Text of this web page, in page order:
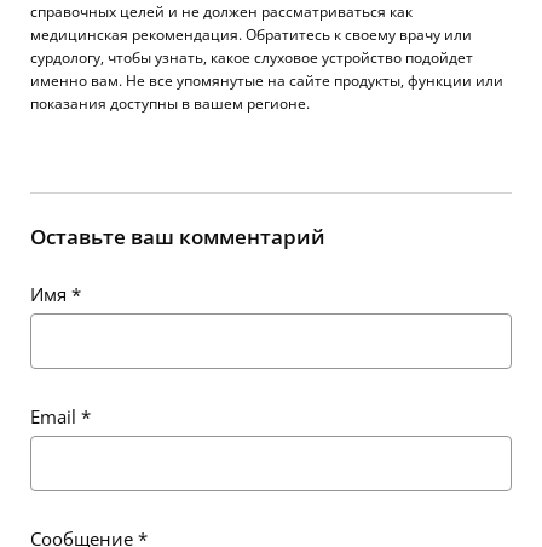
справочных целей и не должен рассматриваться как
медицинская рекомендация. Обратитесь к своему врачу или
сурдологу, чтобы узнать, какое слуховое устройство подойдет
именно вам. Не все упомянутые на сайте продукты, функции или
показания доступны в вашем регионе.
Оставьте ваш комментарий
Имя *
Email *
Сообщение *